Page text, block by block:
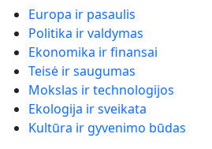
Europa ir pasaulis
Politika ir valdymas
Ekonomika ir finansai
Teisė ir saugumas
Mokslas ir technologijos
Ekologija ir sveikata
Kultūra ir gyvenimo būdas